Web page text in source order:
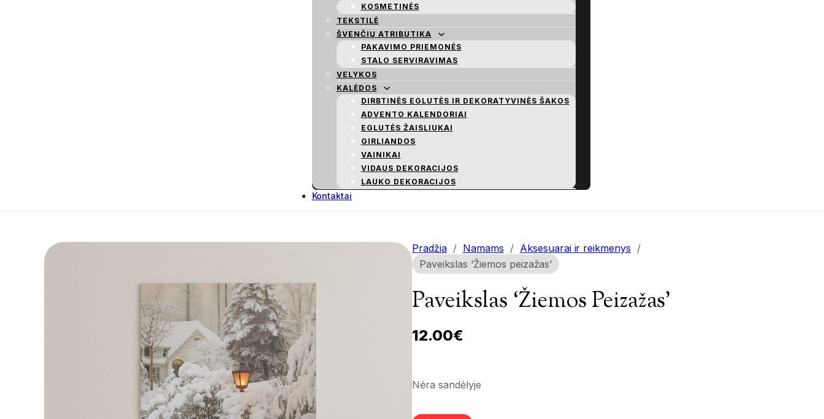
KOSMETINĖS
TEKSTILĖ
ŠVENČIŲ ATRIBUTIKA
PAKAVIMO PRIEMONĖS
STALO SERVIRAVIMAS
VELYKOS
KALĖDOS
DIRBTINĖS EGLUTĖS IR DEKORATYVINĖS ŠAKOS
ADVENTO KALENDORIAI
EGLUTĖS ŽAISLIUKAI
GIRLIANDOS
VAINIKAI
VIDAUS DEKORACIJOS
LAUKO DEKORACIJOS
Kontaktai
Pradžia / Namams / Aksesuarai ir reikmenys /
Paveikslas ‘Žiemos peizažas’
Paveikslas ‘Žiemos Peizažas’
12.00€
Nėra sandėlyje